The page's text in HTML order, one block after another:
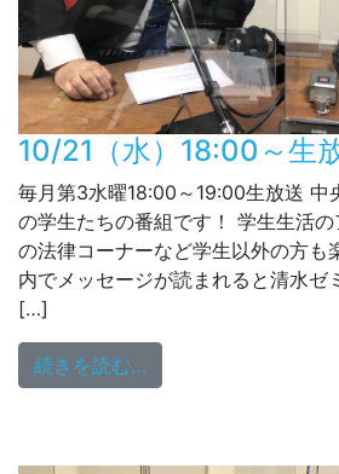
10/21（水）18:00～生
毎月第3水曜18:00～19:00生放送 中
の学生たちの番組です！ 学生生活
の法律コーナーなど学生以外の方も
内でメッセージが読まれると清水ゼ
[…]
続きを読む…